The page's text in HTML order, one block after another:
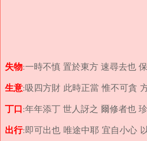
失物:一時不慎 置於東方 速尋去也
生意:吸四方財 此時正當 惟不可貪
丁口:年年添丁 世人訝之 爾修者也
出行:即可出也 唯途中耶 宜自小心